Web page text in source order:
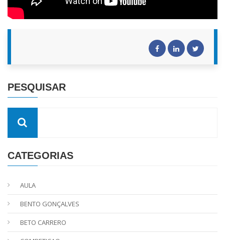
PESQUISAR
CATEGORIAS
AULA
BENTO GONÇALVES
BETO CARRERO